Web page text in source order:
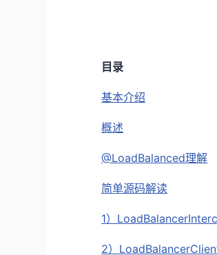
目录
基本介绍
概述
@LoadBalanced理解
简单源码解读
1）
2）